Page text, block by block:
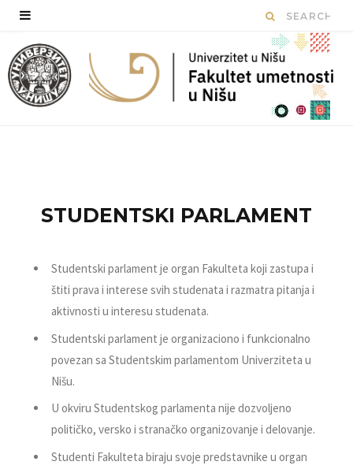
STUDENTSKI PARLAMENT
Studentski parlament je organ Fakulteta koji zastupa i
štiti prava i interese svih studenata i razmatra pitanja i
aktivnosti u interesu studenata.
Studentski parlament je organizaciono i funkcionalno
povezan sa Studentskim parlamentom Univerziteta u
Nišu.
U okviru Studentskog parlamenta nije dozvoljeno
političko, versko i stranačko organizovanje i delovanje.
Studenti Fakulteta biraju svoje predstavnike u organ